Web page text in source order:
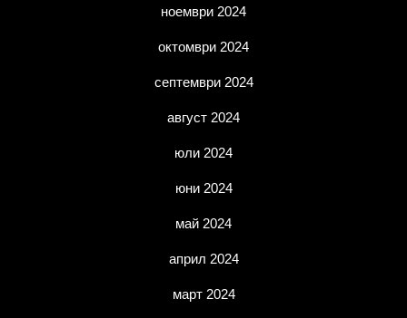
ноември 2024
октомври 2024
септември 2024
август 2024
юли 2024
юни 2024
май 2024
април 2024
март 2024